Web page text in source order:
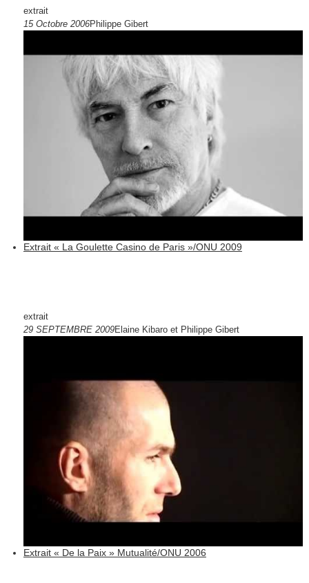
extrait
15 Octobre 2006Philippe Gibert
Extrait « La Goulette Casino de Paris »/ONU 2009
extrait
29 SEPTEMBRE 2009Elaine Kibaro et Philippe Gibert
Extrait « De la Paix » Mutualité/ONU 2006